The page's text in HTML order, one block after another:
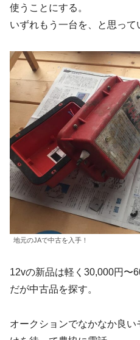
使うことにする。
いずれもう一台を、と思って
地元のJAで中古を入手！
12vの新品は軽く30,000円〜
だが中古品を探す。
オークションでなかなか良